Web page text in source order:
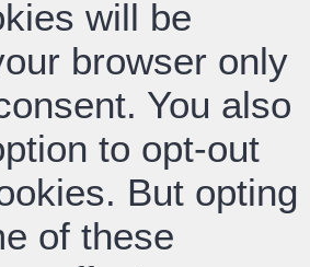
will be
browser only
You also
to opt-out
But opting
of these